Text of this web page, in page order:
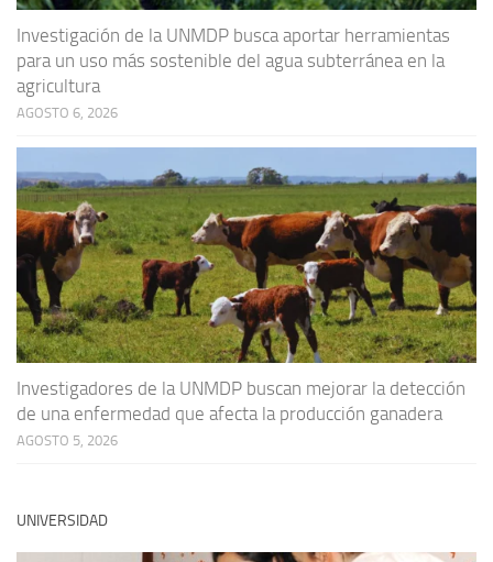
Investigación de la UNMDP busca aportar herramientas
para un uso más sostenible del agua subterránea en la
agricultura
AGOSTO 6, 2026
Investigadores de la UNMDP buscan mejorar la detección
de una enfermedad que afecta la producción ganadera
AGOSTO 5, 2026
UNIVERSIDAD